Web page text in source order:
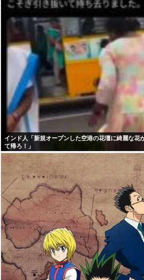
インド人「新規オープンした空港の花壇に綺麗な花
て帰ろ！」